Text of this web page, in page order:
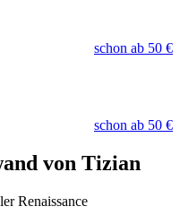
schon ab 50 €
schon ab 50 €
von Tizian
Renaissance